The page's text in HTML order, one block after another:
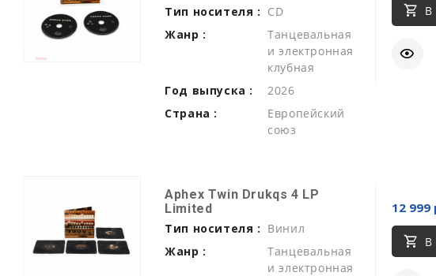
Тип носителя : CD
Жанр :
Танцевальная
и электронная
клубная
Год выпуска :
2026
Страна :
Европейский
союз
В
Aphex Twin Drukqs 4 LP
Limited
Тип носителя : Винил
Жанр :
Танцевальная
и электронная
12 999
В